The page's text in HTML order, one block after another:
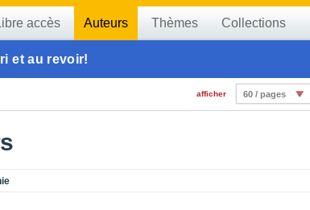
accès Auteurs Thèmes Collections
et au revoir!
afficher 60 / pages